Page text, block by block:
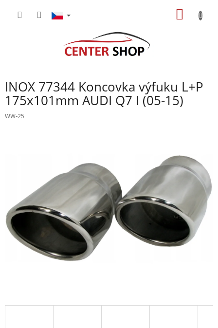
INOX 77344 Koncovka výfuku L+P
175x101mm AUDI Q7 I (05-15)
WW-25